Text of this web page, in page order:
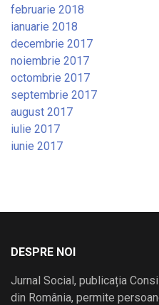
februarie 2018
ianuarie 2018
decembrie 2017
noiembrie 2017
octombrie 2017
septembrie 2017
august 2017
iulie 2017
iunie 2017
DESPRE NOI
Jurnal Social, publicația
din România, permite